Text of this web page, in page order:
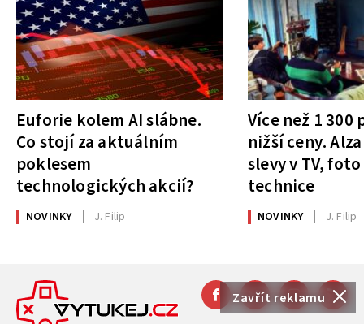
Zavřít reklamu
Euforie kolem AI slábne.
Co stojí za aktuálním
poklesem
technologických akcií?
NOVINKY J. Filip
Více než 1
nižší ceny.
slevy v TV,
technice
NOVINKY J. Filip